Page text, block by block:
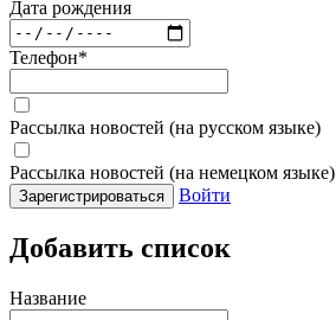
Дата рождения
Телефон*
Рассылка новостей (на русском языке)
Рассылка новостей (на немецком языке)
Зарегистрироваться Войти
Добавить список
Название